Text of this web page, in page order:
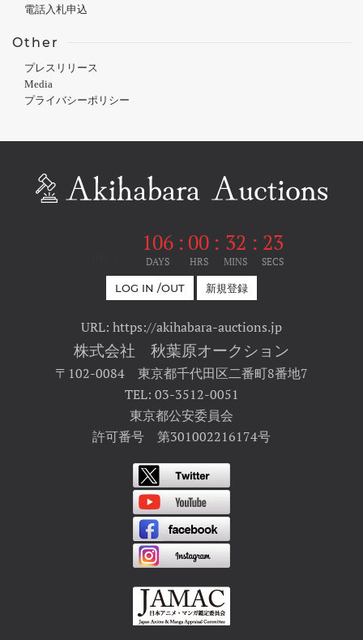
電話入札申込
Other
プレスリリース
Media
プライバシーポリシー
106
DAYS
: 00
HRS
: 32
MINS
: 23
SECS
LOG IN /OUT 新規登録
URL: https://akihabara-auctions.jp
株式会社 秋葉原オークション
〒102-0084 東京都千代田区二番町8番地7
TEL: 03-3512-0051
東京都公安委員会
許可番号 第301002216174号